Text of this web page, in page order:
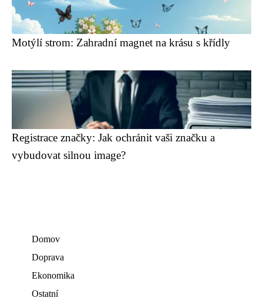
Motýlí strom: Zahradní magnet na krásu s křídly
Registrace značky: Jak ochránit vaši značku a
vybudovat silnou image?
Domov
Doprava
Ekonomika
Ostatní